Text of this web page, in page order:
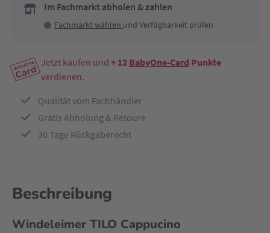
Im Fachmarkt abholen & zahlen
Fachmarkt wählen und Verfügbarkeit prüfen
Jetzt kaufen und + 12 BabyOne-Card Punkte
verdienen.
Qualität vom Fachhändler
Gratis Abholung & Retoure
30 Tage Rückgaberecht
Beschreibung
Windeleimer TILO Cappucino